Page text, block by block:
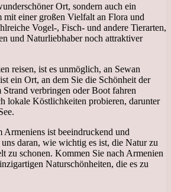
Ort, sondern auch ein
mit einer großen Vielfalt an Flora und
Vogel-, Fisch- und andere Tierarten,
und Naturliebhaber noch attraktiver
reisen, ist es unmöglich, an Sewan
ein Ort, an dem Sie die Schönheit der
verbringen oder Boot fahren
lokale Köstlichkeiten probieren, darunter
ist beeindruckend und
daran, wie wichtig es ist, die Natur zu
zu schonen. Kommen Sie nach Armenien
Naturschönheiten, die es zu